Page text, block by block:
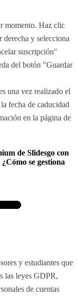
momento. Haz clic
derecha y selecciona
suscripción"
del botón "Guardar
una vez realizado el
fecha de caducidad
en la página de
de Slidesgo con
se gestiona
y estudiantes que
las leyes GDPR,
de cuentas